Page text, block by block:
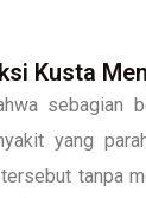
Kusta
sebagian
yang
tanpa